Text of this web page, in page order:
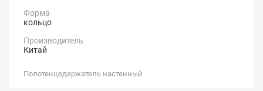
Форма
кольцо
Производитель
Китай
Полотенцедержатель настенный